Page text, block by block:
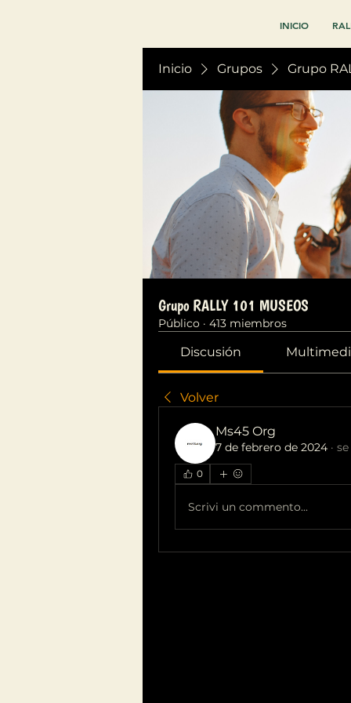
INICIO
Inicio Grupos Grupo
Grupo RALLY 101 MUSEOS
Público · 413 miembros
Discusión
Volver
Ms45 Org
7 de febrero de 2024 ·
0
Scrivi un commento...